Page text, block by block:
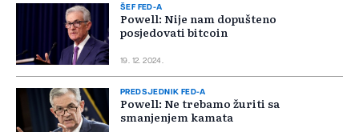
ŠEF FED-A
Powell: Nije nam dopušteno
posjedovati bitcoin
19. 12. 2024.
PREDSJEDNIK FED-A
Powell: Ne trebamo žuriti sa
smanjenjem kamata